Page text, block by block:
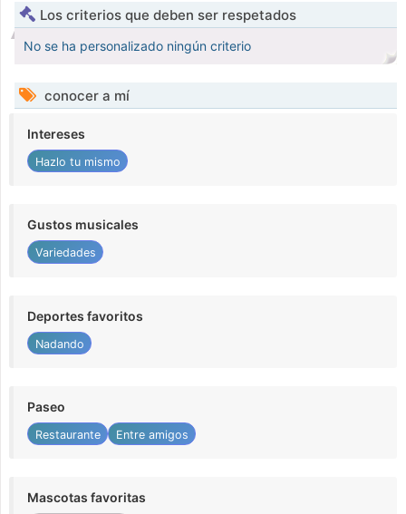
Los criterios que deben ser respetados
No se ha personalizado ningún criterio
conocer a mí
Intereses
Hazlo tu mismo
Gustos musicales
Variedades
Deportes favoritos
Nadando
Paseo
Restaurante Entre amigos
Mascotas favoritas